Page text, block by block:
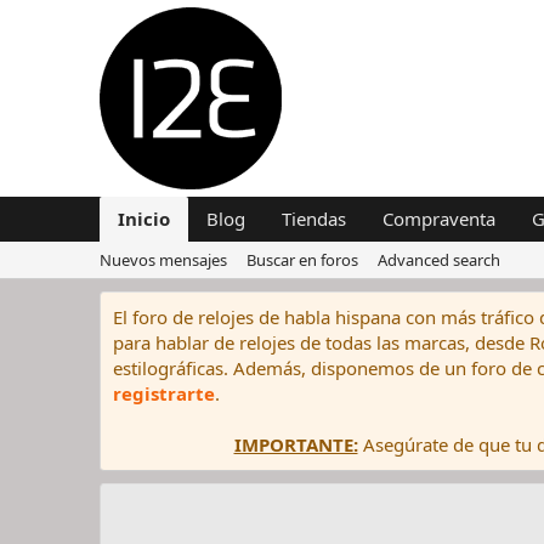
Inicio Blog Tiendas Compraventa
Nuevos mensajes Buscar en foros Advanced search
El foro de relojes de habla hispana con más
para hablar de relojes de todas las marcas, desde
estilográficas. Además, disponemos de un foro
registrarte.
IMPORTANTE:Asegúrate de que tu